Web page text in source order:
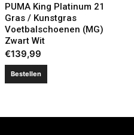
PUMA King Platinum 21
Gras / Kunstgras
Voetbalschoenen (MG)
Zwart Wit
€139,99
Bestellen